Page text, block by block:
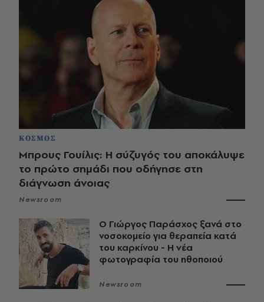
ΚΟΣΜΟΣ
Μπρους Γουίλις: Η σύζυγός του αποκάλυψε
το πρώτο σημάδι που οδήγησε στη
διάγνωση άνοιας
Newsroom
O Γιώργος Παράσχος ξανά στο
νοσοκομείο για θεραπεία κατά
του καρκίνου - Η νέα
φωτογραφία του ηθοποιού
Newsroom